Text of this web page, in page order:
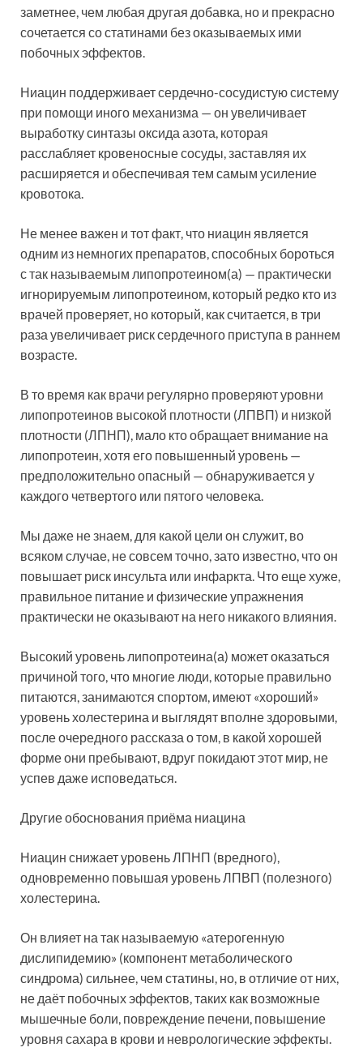
заметнее, чем любая другая добавка, но и прекрасно
сочетается со статинами без оказываемых ими
побочных эффектов.
Ниацин поддерживает сердечно-сосудистую систему
при помощи иного механизма — он увеличивает
выработку синтазы оксида азота, которая
расслабляет кровеносные сосуды, заставляя их
расширяется и обеспечивая тем самым усиление
кровотока.
Не менее важен и тот факт, что ниацин является
одним из немногих препаратов, способных бороться
с так называемым липопротеином(а) — практически
игнорируемым липопротеином, который редко кто из
врачей проверяет, но который, как считается, в три
раза увеличивает риск сердечного приступа в раннем
возрасте.
В то время как врачи регулярно проверяют уровни
липопротеинов высокой плотности (ЛПВП) и низкой
плотности (ЛПНП), мало кто обращает внимание на
липопротеин, хотя его повышенный уровень —
предположительно опасный — обнаруживается у
каждого четвертого или пятого человека.
Мы даже не знаем, для какой цели он служит, во
всяком случае, не совсем точно, зато известно, что он
повышает риск инсульта или инфаркта. Что еще хуже,
правильное питание и физические упражнения
практически не оказывают на него никакого влияния.
Высокий уровень липопротеина(а) может оказаться
причиной того, что многие люди, которые правильно
питаются, занимаются спортом, имеют «хороший»
уровень холестерина и выглядят вполне здоровыми,
после очередного рассказа о том, в какой хорошей
форме они пребывают, вдруг покидают этот мир, не
успев даже исповедаться.
Другие обоснования приёма ниацина
Ниацин снижает уровень ЛПНП (вредного),
одновременно повышая уровень ЛПВП (полезного)
холестерина.
Он влияет на так называемую «атерогенную
дислипидемию» (компонент метаболического
синдрома) сильнее, чем статины, но, в отличие от них,
не даёт побочных эффектов, таких как возможные
мышечные боли, повреждение печени, повышение
уровня сахара в крови и неврологические эффекты.